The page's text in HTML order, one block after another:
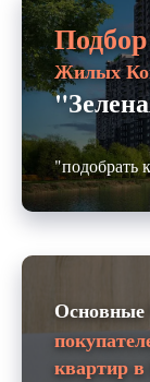
Жилых
"подобрать
Основные
квартир